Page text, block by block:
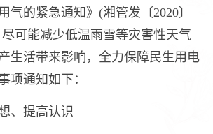
气的紧急通知》(湘管发〔2020〕
可能减少低温雨雪等灾害性天气
生活带来影响，全力保障民生用电
项通知如下：
提高认识